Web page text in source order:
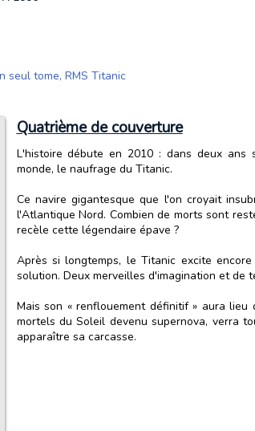
seul tome, RMS Titanic
Quatrième de couverture
L'histoire débute en 2010 : dans deux
monde, le naufrage du Titanic.
Ce navire gigantesque que l'on croyait
l'Atlantique Nord. Combien de morts sont
recèle cette légendaire épave ?
Après si longtemps, le Titanic excite
solution. Deux merveilles d'imagination et de
Mais son « renflouement définitif » aura
mortels du Soleil devenu supernova, verra
apparaître sa carcasse.